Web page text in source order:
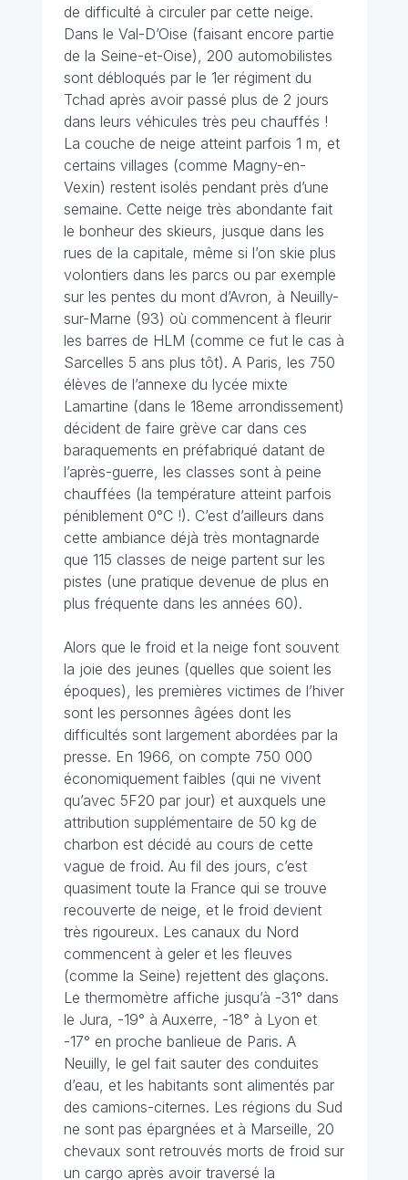
de difficulté à circuler par cette neige.
Dans le Val-D’Oise (faisant encore partie
de la Seine-et-Oise), 200 automobilistes
sont débloqués par le 1er régiment du
Tchad après avoir passé plus de 2 jours
dans leurs véhicules très peu chauffés !
La couche de neige atteint parfois 1 m, et
certains villages (comme Magny-en-
Vexin) restent isolés pendant près d’une
semaine. Cette neige très abondante fait
le bonheur des skieurs, jusque dans les
rues de la capitale, même si l’on skie plus
volontiers dans les parcs ou par exemple
sur les pentes du mont d’Avron, à Neuilly-
sur-Marne (93) où commencent à fleurir
les barres de HLM (comme ce fut le cas à
Sarcelles 5 ans plus tôt). A Paris, les 750
élèves de l’annexe du lycée mixte
Lamartine (dans le 18eme arrondissement)
décident de faire grève car dans ces
baraquements en préfabriqué datant de
l’après-guerre, les classes sont à peine
chauffées (la température atteint parfois
péniblement 0°C !). C’est d’ailleurs dans
cette ambiance déjà très montagnarde
que 115 classes de neige partent sur les
pistes (une pratique devenue de plus en
plus fréquente dans les années 60).
Alors que le froid et la neige font souvent
la joie des jeunes (quelles que soient les
époques), les premières victimes de l’hiver
sont les personnes âgées dont les
difficultés sont largement abordées par la
presse. En 1966, on compte 750 000
économiquement faibles (qui ne vivent
qu’avec 5F20 par jour) et auxquels une
attribution supplémentaire de 50 kg de
charbon est décidé au cours de cette
vague de froid. Au fil des jours, c’est
quasiment toute la France qui se trouve
recouverte de neige, et le froid devient
très rigoureux. Les canaux du Nord
commencent à geler et les fleuves
(comme la Seine) rejettent des glaçons.
Le thermomètre affiche jusqu’à -31° dans
le Jura, -19° à Auxerre, -18° à Lyon et
-17° en proche banlieue de Paris. A
Neuilly, le gel fait sauter des conduites
d’eau, et les habitants sont alimentés par
des camions-citernes. Les régions du Sud
ne sont pas épargnées et à Marseille, 20
chevaux sont retrouvés morts de froid sur
un cargo après avoir traversé la